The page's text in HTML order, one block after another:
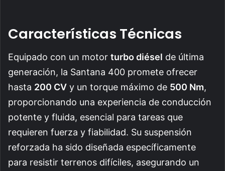
Características Técnicas
Equipado con un motor turbo diésel de última
generación, la Santana 400 promete ofrecer
hasta 200 CV y un torque máximo de 500 Nm,
proporcionando una experiencia de conducción
potente y fluida, esencial para tareas que
requieren fuerza y fiabilidad. Su suspensión
reforzada ha sido diseñada específicamente
para resistir terrenos difíciles, asegurando un